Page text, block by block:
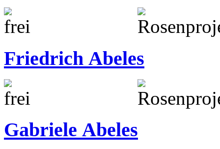
Friedrich Abeles
Gabriele Abeles